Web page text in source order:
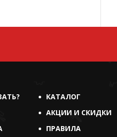
КАТАЛОГ
АКЦИИ И СКИДКИ
ПРАВИЛА